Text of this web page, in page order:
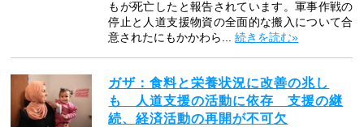
もが死亡したと報告されています。軍事作戦の
停止と人道支援物資の全面的な搬入について合
意されたにもかかわら...続きを読む»
ガザ：食料と栄養状況に改善の兆し
も 人道支援の活動に依存 支援の継
続、経済活動の再開が不可欠